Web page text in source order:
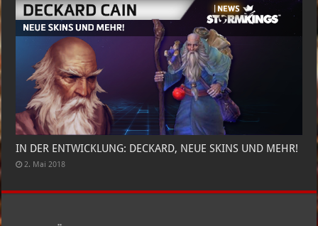
IN DER ENTWICKLUNG: DECKARD, NEUE SKINS UND MEHR!
2. Mai 2018